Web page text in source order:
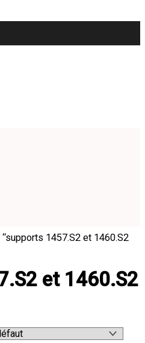
1457.S2 et 1460.S2
et 1460.S2